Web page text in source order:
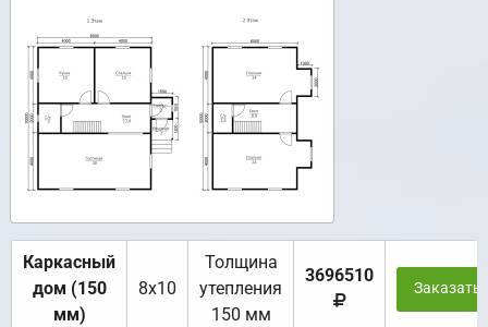
Каркасный
дом (150
мм)
8х10
Толщина
утепления
150 мм
3696510
Заказать